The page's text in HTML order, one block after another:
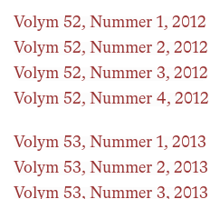
Volym 52, Nummer 1, 2012
Volym 52, Nummer 2, 2012
Volym 52, Nummer 3, 2012
Volym 52, Nummer 4, 2012
Volym 53, Nummer 1, 2013
Volym 53, Nummer 2, 2013
Volym 53, Nummer 3, 2013